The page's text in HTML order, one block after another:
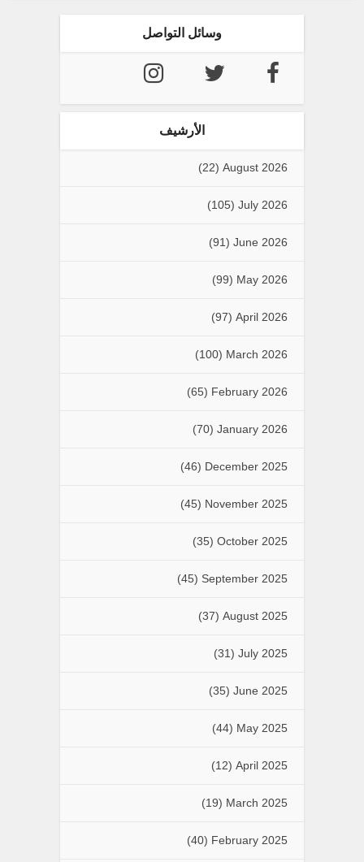
وسائل التواصل
الأرشيف
August 2026
(22)
July 2026
(105)
June 2026
(91)
May 2026
(99)
April 2026
(97)
March 2026
(100)
February 2026
(65)
January 2026
(70)
December 2025
(46)
November 2025
(45)
October 2025
(35)
September 2025
(45)
August 2025
(37)
July 2025
(31)
June 2025
(35)
May 2025
(44)
April 2025
(12)
March 2025
(19)
February 2025
(40)